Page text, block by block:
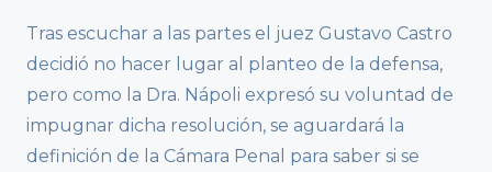
Tras escuchar a las partes el juez Gustavo Castro
decidió no hacer lugar al planteo de la defensa,
pero como la Dra. Nápoli expresó su voluntad de
impugnar dicha resolución, se aguardará la
definición de la Cámara Penal para saber si se